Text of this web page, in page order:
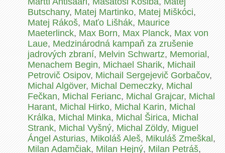
Butschany,Matej Martinko,Matej Miškóci,
Matej Rákoš,Maťo Lišhák,Maurice
Maeterlinck,Max Born,Max Planck,Max von
Laue,Medzinárodná kampaň za zrušenie
jadrových zbraní,Melvin Schwartz,Memorial,
Menachem Begin,Michael Sharik,Michail
Petrovič Osipov,Michail Sergejevič Gorbačov,
Michal Algöver,Michal Demeczky,Michal
Fečkan,Michal Ferianc,Michal Grajcar,Michal
Harant,Michal Hirko,Michal Karin,Michal
Králka,Michal Minka,Michal Širica,Michal
Strank,Michal Vyšný,Michal Zöldy,Miguel
Ángel Asturias,Mikoláš Aleš,Mikuláš Zmeškal,
Milan Adamčiak,Milan Hejný,Milan Petráš,